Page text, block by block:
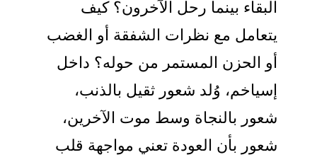
البقاء بينما رحل الآخرون؟ كيف
يتعامل مع نظرات الشفقة أو الغضب
أو الحزن المستمر من حوله؟ داخل
إسياخم، وُلد شعور ثقيل بالذنب،
شعور بالنجاة وسط موت الآخرين،
شعور بأن العودة تعني مواجهة قلب